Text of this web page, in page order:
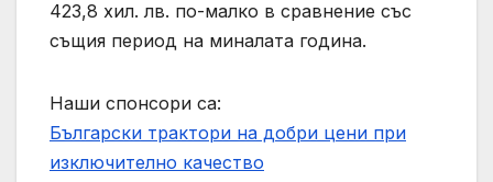
423,8 хил. лв. по-малко в сравнение със
същия период на миналата година.
Наши спонсори са:
Български трактори на добри цени при
изключително качество